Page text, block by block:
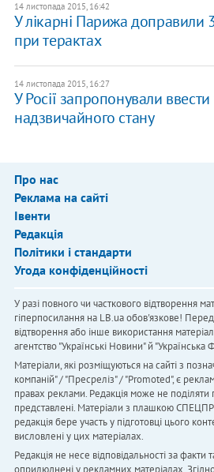
14 листопада 2015, 16:42
У лікарні Парижа доправили
при терактах
14 листопада 2015, 16:27
У Росії запропонували
надзвичайного стану
Про нас
Реклама на сайті
Івенти
Редакція
Політики і стандарти
Угода конфіденційності
У разі повного чи часткового відтворення
гіперпосилання на LB.ua обов'язкове!
відтворення або інше використання
агентство "Українськi Новини" й "Українська
Матеріали, які розміщуються на сайті з
компаній" / "Пресреліз" / "Promoted", є
правах реклами. Редакція може не поділяти
представлені. Матеріали з плашкою
редакція бере участь у підготовці цього
висловлені у цих матеріалах.
Редакція не несе відповідальності за факти
оприлюднені у рекламних матеріалах.